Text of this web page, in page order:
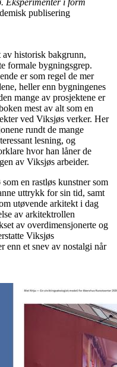
Eksperimenter i form
publisering
av historisk bakgrunn,
formale bygningsgrep.
er som regel de mer
heller enn bygningenes
mange av prosjektene er
mest av alt som en
ved Viksjøs verker. Her
rundt de mange
lesning, og
hvor han låner de
av Viksjøs arbeider.
en rastløs kunstner som
uttrykk for sin tid, samt
utøvende arkitekt i dag
av arkitektrollen
av overdimensjonerte og
Viksjøs
enn et snev av nostalgi når